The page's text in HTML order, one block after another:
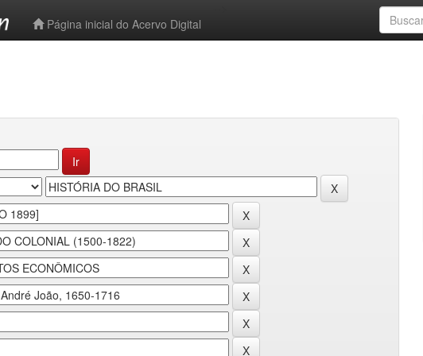
Página inicial do Acervo Digital